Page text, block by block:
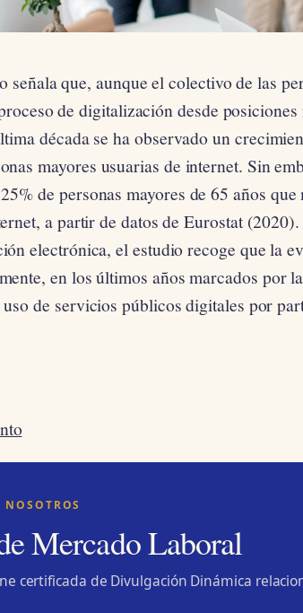
señala que, aunque el colectivo de las
de digitalización desde posiciones
década se ha observado un
mayores usuarias de internet. Sin
de personas mayores de 65 años
a partir de datos de Eurostat
electrónica, el estudio recoge que la
en los últimos años marcados por
de servicios públicos digitales por
Mercado Laboral
certificada de Divulgación Dinámica